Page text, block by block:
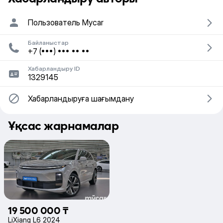
Пользователь Mycar
Байланыстар
+7 (•••) ••• •• ••
Хабарландыру ID
1329145
Хабарландыруға шағымдану
Ұқсас жарнамалар
19 500 000 ₸
LiXiang L6 2024